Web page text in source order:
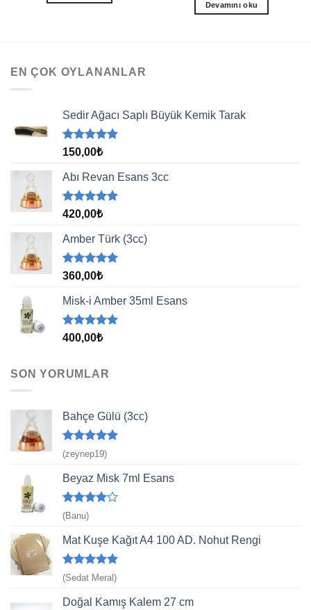
Devamını oku
EN ÇOK OYLANANLAR
Sedir Ağacı Saplı Büyük Kemik Tarak
5 üzerinden
oy
aldı
150,00₺
Abı Revan Esans 3cc
5 üzerinden
oy
aldı
420,00₺
Amber Türk (3cc)
5 üzerinden
oy
aldı
360,00₺
Misk-i Amber 35ml Esans
5 üzerinden
oy
400,00₺
SON YORUMLAR
Bahçe Gülü (3cc)
5 üzerinden
5
oy aldı
(zeynep19)
Beyaz Misk 7ml Esans
5
üzerinden
4 oy aldı
(Banu)
Mat Kuşe Kağıt A4 100 AD. Nohut Rengi
5 üzerinden
5
(Sedat Meral)
Doğal Kamış Kalem 27 cm